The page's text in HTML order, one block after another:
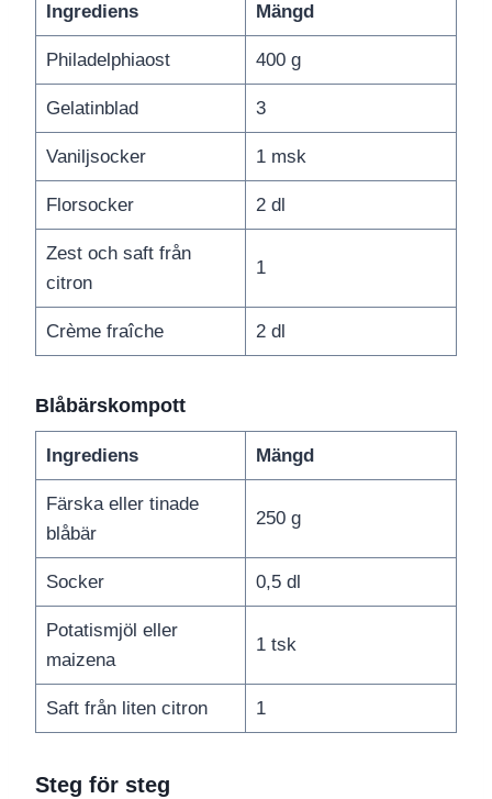
Ingrediens Mängd
Philadelphiaost 400 g
Gelatinblad 3
Vaniljsocker 1 msk
Florsocker 2 dl
Zest och saft från
citron
1
Crème fraîche 2 dl
Blåbärskompott
Ingrediens Mängd
Färska eller tinade
blåbär
250 g
Socker 0,5 dl
Potatismjöl eller
maizena
1 tsk
Saft från liten citron 1
Steg för steg